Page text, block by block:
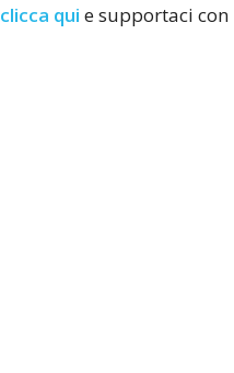
clicca qui e supportaci con